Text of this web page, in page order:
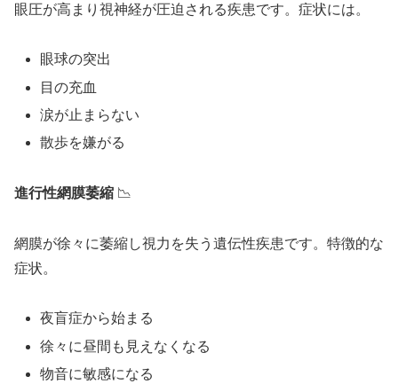
眼圧が高まり視神経が圧迫される疾患です。症状には。
眼球の突出
目の充血
涙が止まらない
散歩を嫌がる
進行性網膜萎縮 📉
網膜が徐々に萎縮し視力を失う遺伝性疾患です。特徴的な
症状。
夜盲症から始まる
徐々に昼間も見えなくなる
物音に敏感になる